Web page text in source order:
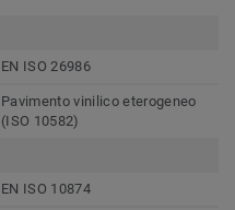
EN ISO 26986
Pavimento vinilico eterogeneo
(ISO 10582)
EN ISO 10874